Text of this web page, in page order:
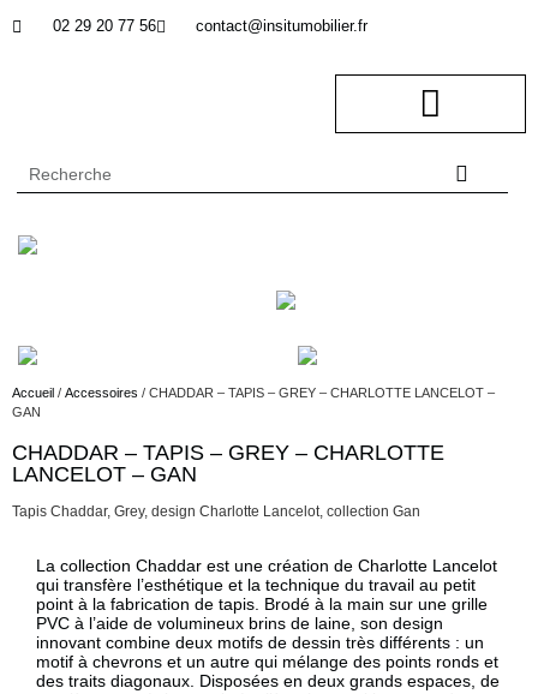
02 29 20 77 56 contact@insitumobilier.fr
Accueil / Accessoires / CHADDAR – TAPIS – GREY – CHARLOTTE LANCELOT –
GAN
CHADDAR – TAPIS – GREY – CHARLOTTE
LANCELOT – GAN
Tapis Chaddar, Grey, design Charlotte Lancelot, collection Gan
Description
Description
La collection Chaddar est une création de Charlotte Lancelot
qui transfère l’esthétique et la technique du travail au petit
point à la fabrication de tapis. Brodé à la main sur une grille
PVC à l’aide de volumineux brins de laine, son design
innovant combine deux motifs de dessin très différents : un
motif à chevrons et un autre qui mélange des points ronds et
des traits diagonaux. Disposées en deux grands espaces, de